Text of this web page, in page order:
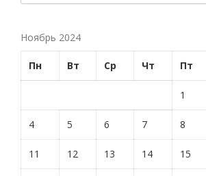
Ноябрь 2024
Пн Вт Ср Чт Пт
1
4 5 6 7 8
11 12 13 14 15